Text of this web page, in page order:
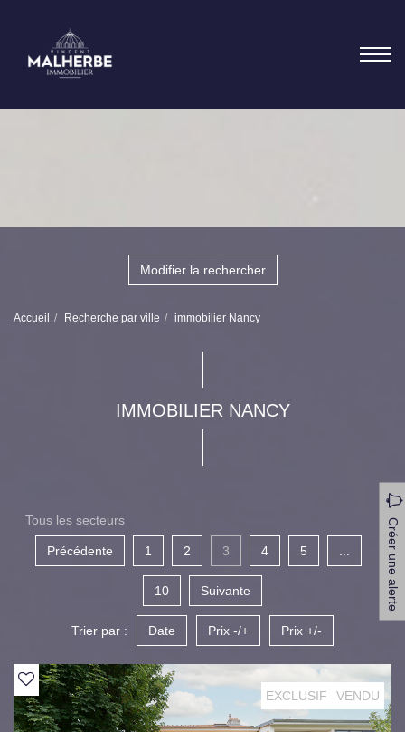
Modifier la rechercher
Accueil Recherche par ville immobilier Nancy
IMMOBILIER NANCY
Tous les secteurs Créer une alerte
Précédente 1 2 3 4 5
10 Suivante
Trier par : Date Prix -/+ Prix +/-
EXCLUSIF VENDU